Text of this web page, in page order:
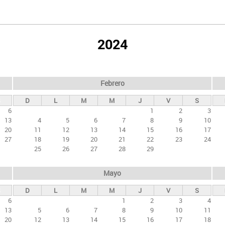
2024
6
13
20
27
Febrero
D L M M J V
S
1
2
3
4
5 6 7 8 9
10
11
12 13 14 15 16
17
18
19 20 21 22 23
24
25
26 27 28 29
6
13
20
Mayo
D L M M J V
S
1
2 3
4
5
6 7 8 9 10
11
12
13 14 15 16 17
18